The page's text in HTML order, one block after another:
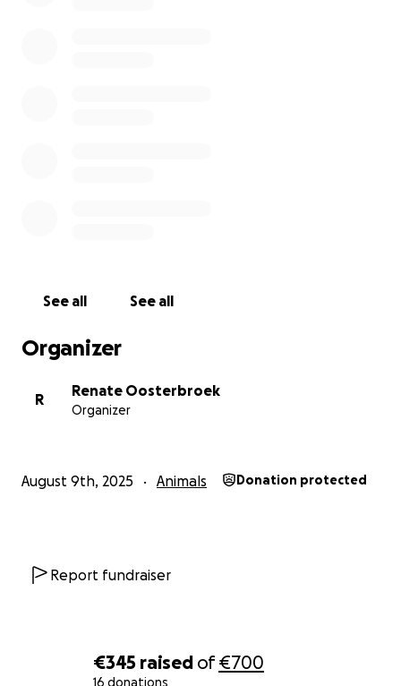
€345 raised of€700
16 donations
See all See all
Organizer
R
Renate Oosterbroek
Organizer
August 9th, 2025 Animals Donation protected
Report fundraiser